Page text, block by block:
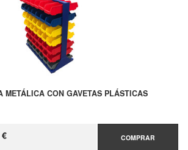
METÁLICA CON GAVETAS PLÁSTICAS
COMPRAR